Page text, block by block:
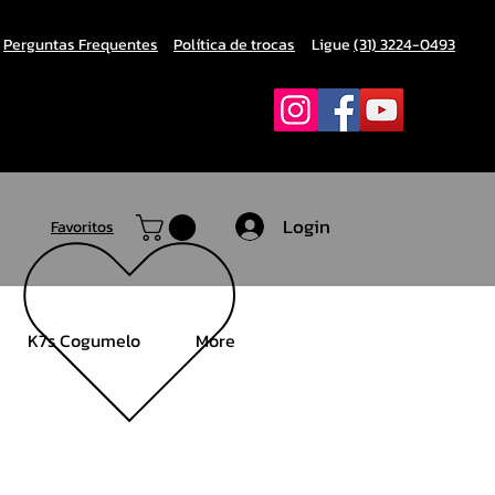
Perguntas Frequentes Política de trocas Ligue(31) 3224-0493
Favoritos Login
K7s Cogumelo More